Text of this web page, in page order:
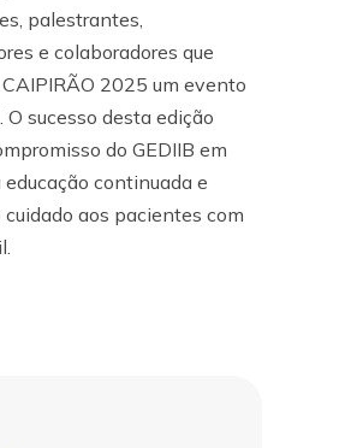
palestrantes,
e colaboradores que
2025 um evento
O sucesso desta edição
do GEDIIB em
continuada e
cuidado aos pacientes com